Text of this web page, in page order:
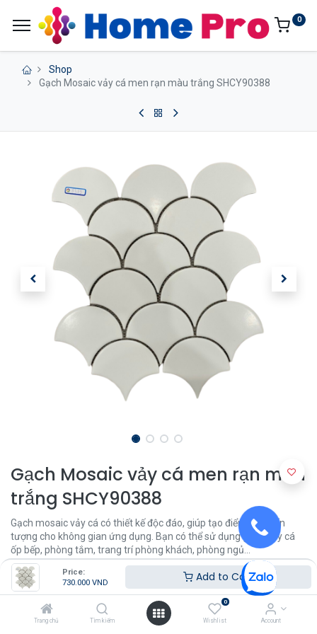
Price:
730.000 VND Add to Cart
Trang chủ Tìm kiếm
0
Wishlist Account
0
Shop
Gạch Mosaic vảy cá men rạn màu trắng SHCY90388
Gạch Mosaic vảy cá men rạn màu
trắng SHCY90388
Gạch mosaic vảy cá có thiết kế độc đáo, giúp tạo điểm nhấn ấn
tượng cho không gian ứng dụng. Bạn có thể sử dụng gạch vảy cá
ốp bếp, phòng tắm, trang trí phòng khách, phòng ngủ...
730.000VND